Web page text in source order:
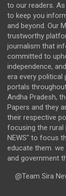
to our readers.
to keep you
and beyond. Our
trustworthy
journalism that
committed to
independence,
era every political
portals
Andha Pradesh,
Papers and they
their respective
focusing the rural
NEWS" to focus
educate them.
and government
@Team Sira